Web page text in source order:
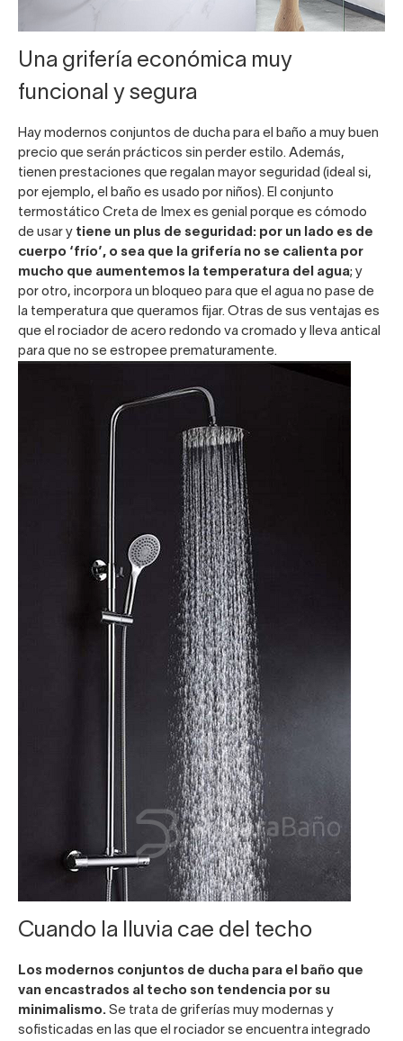
Una grifería económica muy
funcional y segura
Hay modernos conjuntos de ducha para el baño a muy buen
precio que serán prácticos sin perder estilo. Además,
tienen prestaciones que regalan mayor seguridad (ideal si,
por ejemplo, el baño es usado por niños). El conjunto
termostático Creta de Imex es genial porque es cómodo
de usar y tiene un plus de seguridad: por un lado es de
cuerpo ‘frío’, o sea que la grifería no se calienta por
mucho que aumentemos la temperatura del agua; y
por otro, incorpora un bloqueo para que el agua no pase de
la temperatura que queramos fijar. Otras de sus ventajas es
que el rociador de acero redondo va cromado y lleva antical
para que no se estropee prematuramente.
Cuando la lluvia cae del techo
Los modernos conjuntos de ducha para el baño que
van encastrados al techo son tendencia por su
minimalismo. Se trata de griferías muy modernas y
sofisticadas en las que el rociador se encuentra integrado